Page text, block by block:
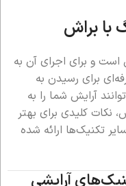
با براش
است و برای اجرای آن به
برای رسیدن به
آرایش شما را به
کلیدی برای بهتر
تکنیک‌ها ارائه شده
آرایشی